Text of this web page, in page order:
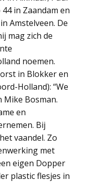
in Zaandam en
Amstelveen. De
mag zich de
noemen.
in Blokker en
Holland): “We
Mike Bosman.
en
Bij
vaandel. Zo
met
eigen Dopper
plastic flesjes in